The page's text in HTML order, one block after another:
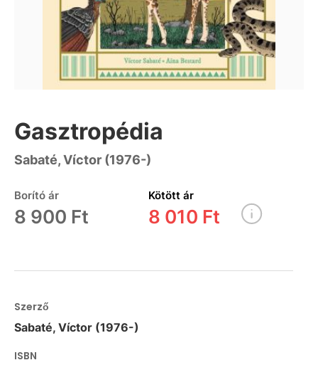
Gasztropédia
Sabaté, Víctor (1976-)
Borító ár
8 900 Ft
Kötött ár
8 010 Ft
Szerző
Sabaté, Víctor (1976-)
ISBN